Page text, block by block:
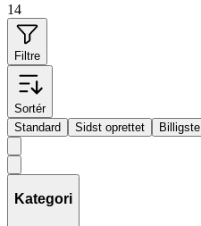
14
Filtre
Sortér
Standard
Sidst oprettet Billigste
Kategori